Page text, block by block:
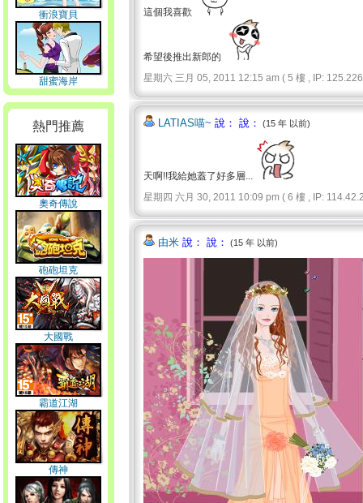
衝浪寶貝
甜蜜海岸
熱門推薦
奧奇傳說
砲砲坦克
大國戰
霸道江湖
傳神
這個我喜歡
希望後推出新郎的
星期六 三月 05, 2011 12:15 am ( 5 樓 , IP:
LATIAS喵~ 說： 說： (15 年 以前)
天啊!!我給她蓋了好多層...
星期四 六月 30, 2011 10:09 pm ( 6 樓 , IP:
由米 說： 說： (15 年 以前)